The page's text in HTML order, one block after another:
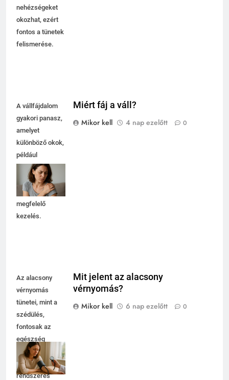
nehézségeket
okozhat, ezért
fontos a tünetek
felismerése.
A vállfájdalom
gyakori panasz,
amelyet
különböző okok,
például
túlterhelés vagy
sérülés okozhat.
Fontos a
megfelelő
kezelés.
Miért fáj a váll?
Mikor kell
4 nap ezelőtt 0
Az alacsony
vérnyomás
tünetei, mint a
szédülés,
fontosak az
egészség
megőrzésében,
ezért a
rendszeres
Mit jelent az alacsony
vérnyomás?
Mikor kell
6 nap ezelőtt 0